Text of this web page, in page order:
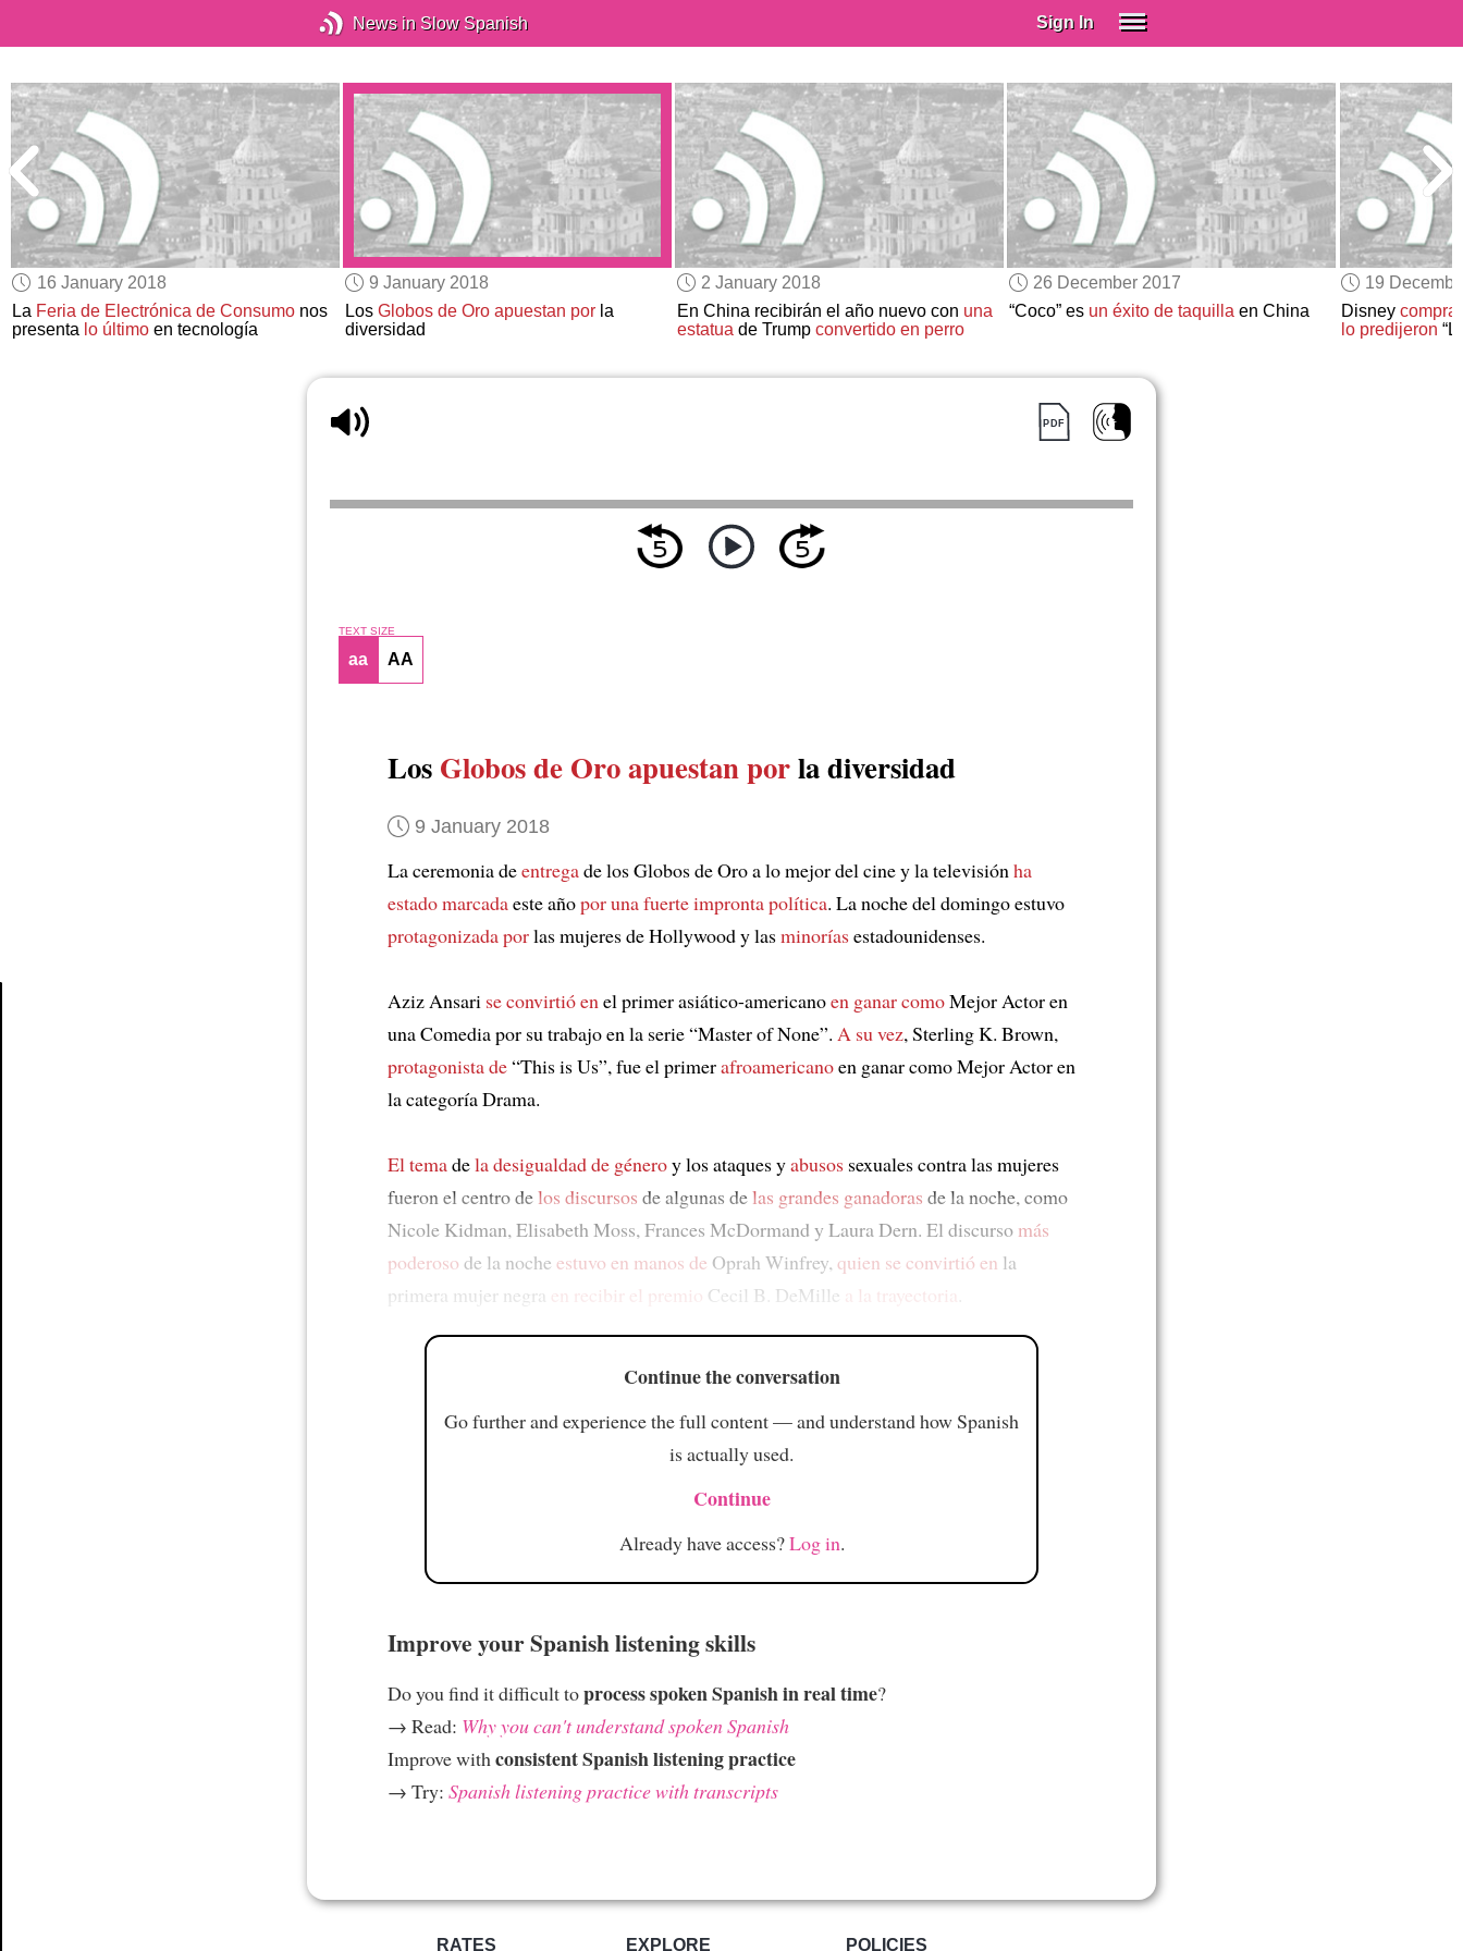
News in Slow Spanish Sign In
Spanish (Spain)
Spanish (Latino)
SUBSCRIBE
EDUCATIONAL LICENSES
GIFT CARDS
OTHER LANGUAGES
16 January 2018
La Feria de Electrónica de Consumo nos
presenta lo último en tecnología
9 January 2018
Los Globos de Oro apuestan porla
diversidad
2 January 2018
En China recibirán el año nuevo con una
estatuade Trump convertido en perro
26 December 2017
“Coco” es un éxito de taquillaen China
19
Disney
lo predijeron
TEXT SIZE
aa AA
Los Globos de Oroapuestan porla diversidad
9 January 2018
La ceremonia deentregade los Globos de Oro a lo mejor del cine y la televisiónha
estado marcadaeste añopor una fuerte impronta política. La noche del domingo estuvo
protagonizada porlas mujeres de Hollywood y lasminoríasestadounidenses.
Aziz Ansari se convirtió enel primer asiático-americanoen ganar comoMejor Actor en
una Comedia por su trabajo en la serie “Master of None”. A su vez, Sterling K. Brown,
protagonista de“This is Us”, fue el primerafroamericanoen ganar como Mejor Actor en
la categoría Drama.
El temadela desigualdad de géneroy los ataques yabusos sexuales contra las mujeres
fueron el centro delos discursos de algunas delas grandes ganadoras de la noche, como
Nicole Kidman, Elisabeth Moss, Frances McDormand y Laura Dern. El discurso más
poderoso de la noche estuvo en manos de Oprah Winfrey, quien se convirtió en la
primera mujer negra en recibir el premio Cecil B. DeMille a la trayectoria
Continue the conversation
Go further and experience the full content — and understand how Spanish
is actually used.
Continue
Already have access?Log in.
Improve your Spanish listening skills
Do you find it difficult toprocess spoken Spanish in real time?
→ Read: Why you can't understand spoken Spanish
Improve withconsistent Spanish listening practice
→ Try: Spanish listening practice with transcripts
RATES EXPLORE POLICIES